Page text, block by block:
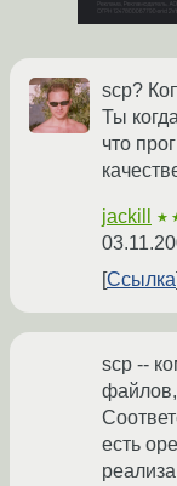
scp?
Ты
что
jackill
Ссылка
scp --
есть